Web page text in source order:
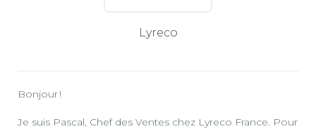
Lyreco
Bonjour !
Je suis Pascal, Chef des Ventes chez Lyreco France. Pour